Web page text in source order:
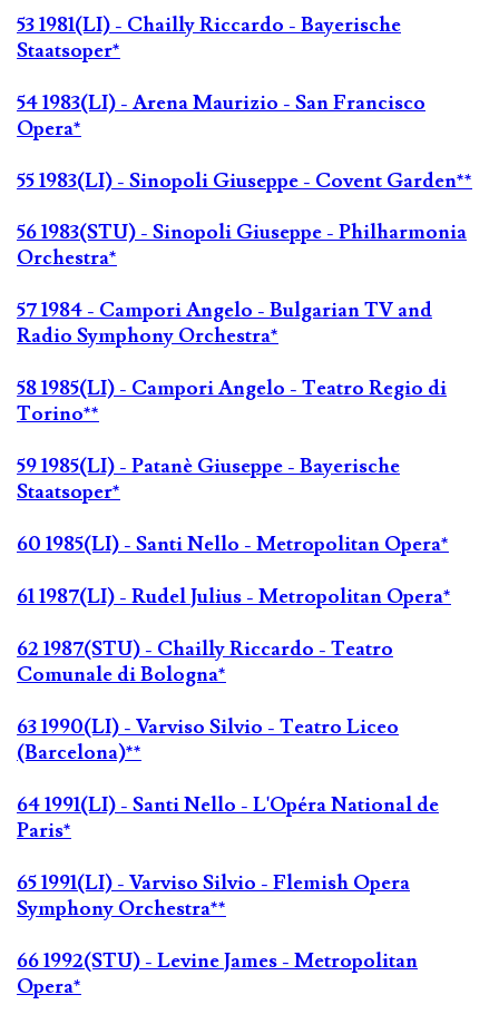
53 1981(LI) - Chailly Riccardo - Bayerische
Staatsoper*
54 1983(LI) - Arena Maurizio - San Francisco
Opera*
55 1983(LI) - Sinopoli Giuseppe - Covent Garden**
56 1983(STU) - Sinopoli Giuseppe - Philharmonia
Orchestra*
57 1984 - Campori Angelo - Bulgarian TV and
Radio Symphony Orchestra*
58 1985(LI) - Campori Angelo - Teatro Regio di
Torino**
59 1985(LI) - Patanè Giuseppe - Bayerische
Staatsoper*
60 1985(LI) - Santi Nello - Metropolitan Opera*
61 1987(LI) - Rudel Julius - Metropolitan Opera*
62 1987(STU) - Chailly Riccardo - Teatro
Comunale di Bologna*
63 1990(LI) - Varviso Silvio - Teatro Liceo
(Barcelona)**
64 1991(LI) - Santi Nello - L'Opéra National de
Paris*
65 1991(LI) - Varviso Silvio - Flemish Opera
Symphony Orchestra**
66 1992(STU) - Levine James - Metropolitan
Opera*